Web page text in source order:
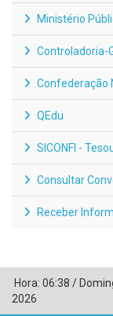
Ministério
Controladoria-
Confederação
QEdu
SICONFI -
Consultar
Receber
Hora: 06:38 /
2026